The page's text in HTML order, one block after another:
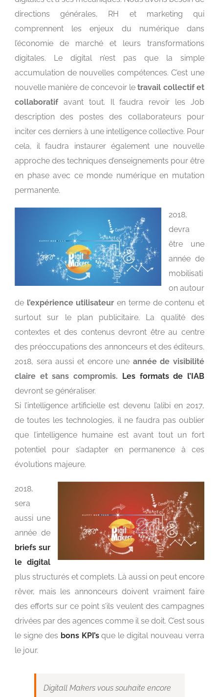
directions générales, RH et marketing qui
comprennent les enjeux du numérique dans
l’économie de marché et leurs transformations
digitales. Le digital n’est pas que la simple
accumulation de nouvelles compétences. C’est une
nouvelle manière de concevoir letravail collectif et
collaboratif avant tout. Il faudra revoir les Job
description des postes des collaborateurs pour
inciter ces derniers à une intelligence collective. Pour
cela, il faudra instaurer également une nouvelle
approche des techniques d’enseignements pour être
en phase avec ce monde numérique en mutation
permanente.
2018,
devra
être une
année de
mobilisati
on autour
de l’expérience utilisateur en terme de contenu et
surtout sur le plan publicitaire. La qualité des
contextes et des contenus devront être au centre
des préoccupations des annonceurs et des éditeurs.
2018, sera aussi et encore une année de visibilité
claire et sans compromis. Les formats de l’IAB
devront se généraliser.
Si l’intelligence artificielle est devenu l’alibi en 2017,
de toutes les technologies, il ne faudra pas oublier
que l’intelligence humaine est avant tout un fort
potentiel pour s’adapter en permanence à ces
évolutions majeure.
2018,
sera
aussi une
année de
briefs sur
le digital
plus structurés et complets. Là aussi on peut encore
rêver, mais les annonceurs doivent vraiment faire
des efforts sur ce point s’ils veulent des campagnes
drivées par des agences comme il se doit. C’est sous
le signe des bons KPI’sque le digital nouveau verra
le jour.
Digitall Makers vous souhaite encore